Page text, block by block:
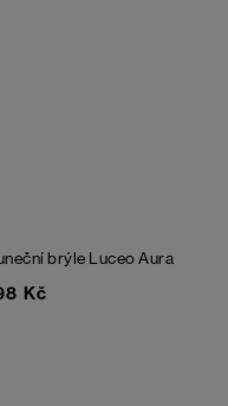
brýle Luceo Aura
Kč